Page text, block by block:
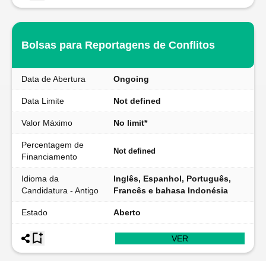
Bolsas para Reportagens de Conflitos
Data de Abertura Ongoing
Data Limite Not defined
Valor Máximo No limit*
Percentagem de
Financiamento
Not defined
Idioma da
Candidatura - Antigo
Inglês, Espanhol, Português,
Francês e bahasa Indonésia
Estado Aberto
VER